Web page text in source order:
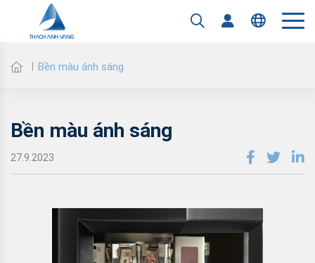
Bền màu ánh sáng
Bền màu ánh sáng
27.9.2023